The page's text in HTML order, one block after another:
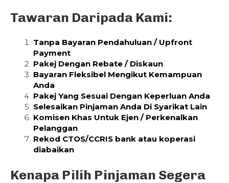
Tawaran Daripada Kami:
Tanpa Bayaran Pendahuluan / Upfront
Payment
Pakej Dengan Rebate / Diskaun
Bayaran Fleksibel Mengikut Kemampuan
Anda
Pakej Yang Sesuai Dengan Keperluan Anda
Selesaikan Pinjaman Anda Di Syarikat Lain
Komisen Khas Untuk Ejen / Perkenalkan
Pelanggan
Rekod CTOS/CCRIS bank atau koperasi
diabaikan
Kenapa Pilih Pinjaman Segera